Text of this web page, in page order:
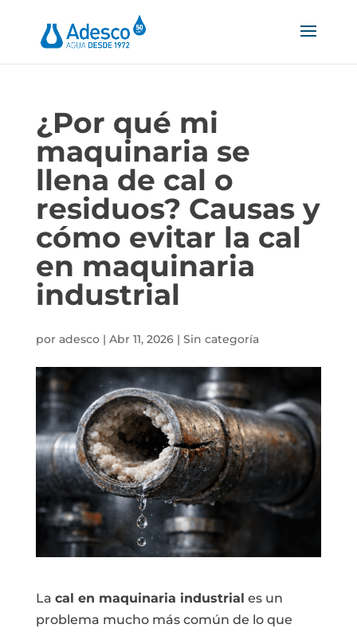
¿Por qué mi
maquinaria se
llena de cal o
residuos? Causas y
cómo evitar la cal
en maquinaria
industrial
por adesco| Abr 11, 2026| Sin categoría
La cal en maquinaria industrial es un
problema mucho más común de lo que